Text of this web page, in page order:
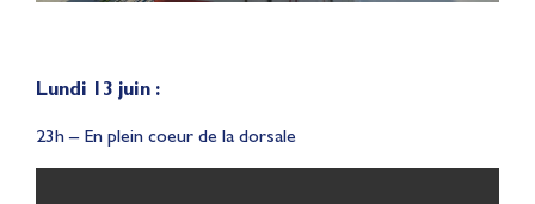
Lundi 13 juin :
23h – En plein coeur de la dorsale